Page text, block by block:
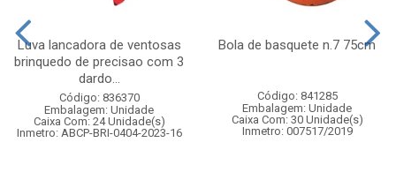
Luva lancadora de ventosas
brinquedo de precisao com 3
dardo...
Código: 836370
Embalagem: Unidade
Caixa Com: 24 Unidade(s)
Inmetro: ABCP-BRI-0404-2023-16
Bola de basquete n.7 75cm
Código: 841285
Embalagem: Unidade
Caixa Com: 30 Unidade(s)
Inmetro: 007517/2019